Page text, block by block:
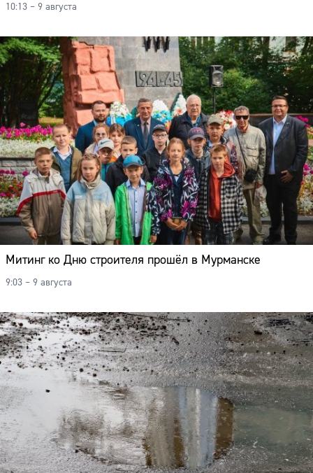
10:13 – 9 августа
Митинг ко Дню строителя прошёл в Мурманске
9:03 – 9 августа